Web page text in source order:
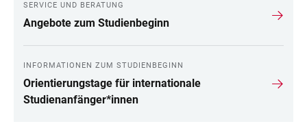
SERVICE UND BERATUNG
Angebote zum Studienbeginn
INFORMATIONEN ZUM STUDIENBEGINN
Orientierungstage für internationale
Studienanfänger*innen